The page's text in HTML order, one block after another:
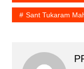
Sant Tukaram